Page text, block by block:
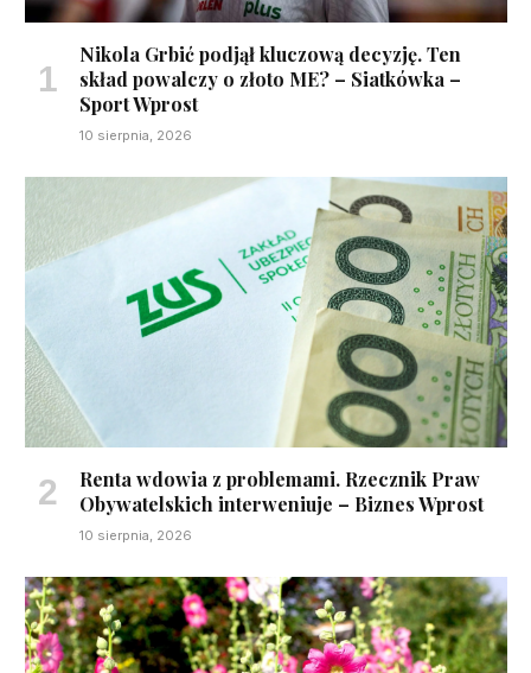
Nikola Grbić podjął kluczową decyzję. Ten
skład powalczy o złoto ME? – Siatkówka –
Sport Wprost
10 sierpnia, 2026
Renta wdowia z problemami. Rzecznik Praw
Obywatelskich interweniuje – Biznes Wprost
10 sierpnia, 2026